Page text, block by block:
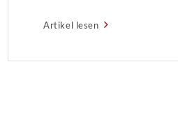
Artikel lesen